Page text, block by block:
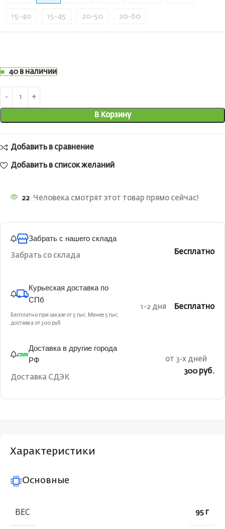
15-40 15-45 20-50 20-60
40 в наличии
В Корзину
Добавить в сравнение
Добавить в список желаний
22 Человека смотрят этот товар прямо сейчас!
Забрать с нашего склада
Забрать со склада Бесплатно
Курьеская доставка по
СПб
Бесплатно при заказе от 5 тыс. Менее 5 тыс.
доставка от 300 руб.
1-2 дня Бесплатно
Доставка в другие города
РФ
Доставка СДЭК
от 3-х дней
300 руб.
Характеристики
Основные
ВЕС 95 г